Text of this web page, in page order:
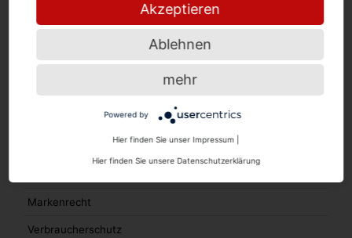
Datenschutz und IT-Recht
Internetbewertung und Persönlichkeitsrecht
Abmahn-Ticker
Markenrecht
Verbraucherschutz
Akzeptieren
Ablehnen
mehr
Powered by
Hier finden Sie unser Impressum
Hier finden Sie unsere Datenschutzerklärung